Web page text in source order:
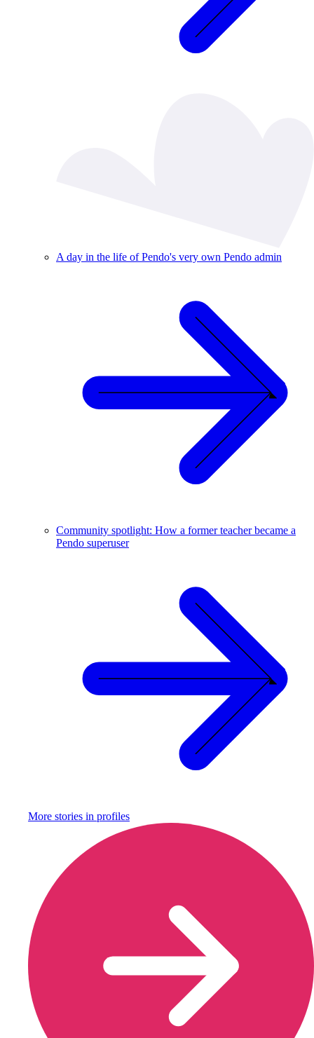
A day in the life of Pendo's very own Pendo admin
Community spotlight: How a former teacher became a
Pendo superuser
More stories in profiles